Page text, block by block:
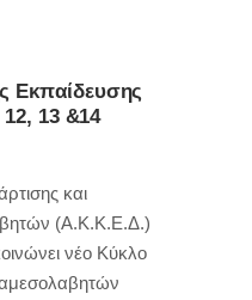
Εκπαίδευσης
13 &14
και
(Α.Κ.Κ.Ε.Δ.)
νέο Κύκλο